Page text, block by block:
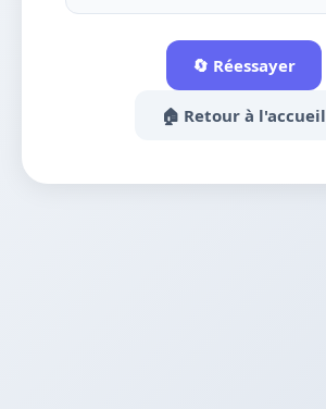
🔄 Réessayer
🏠 Retour à l'accueil